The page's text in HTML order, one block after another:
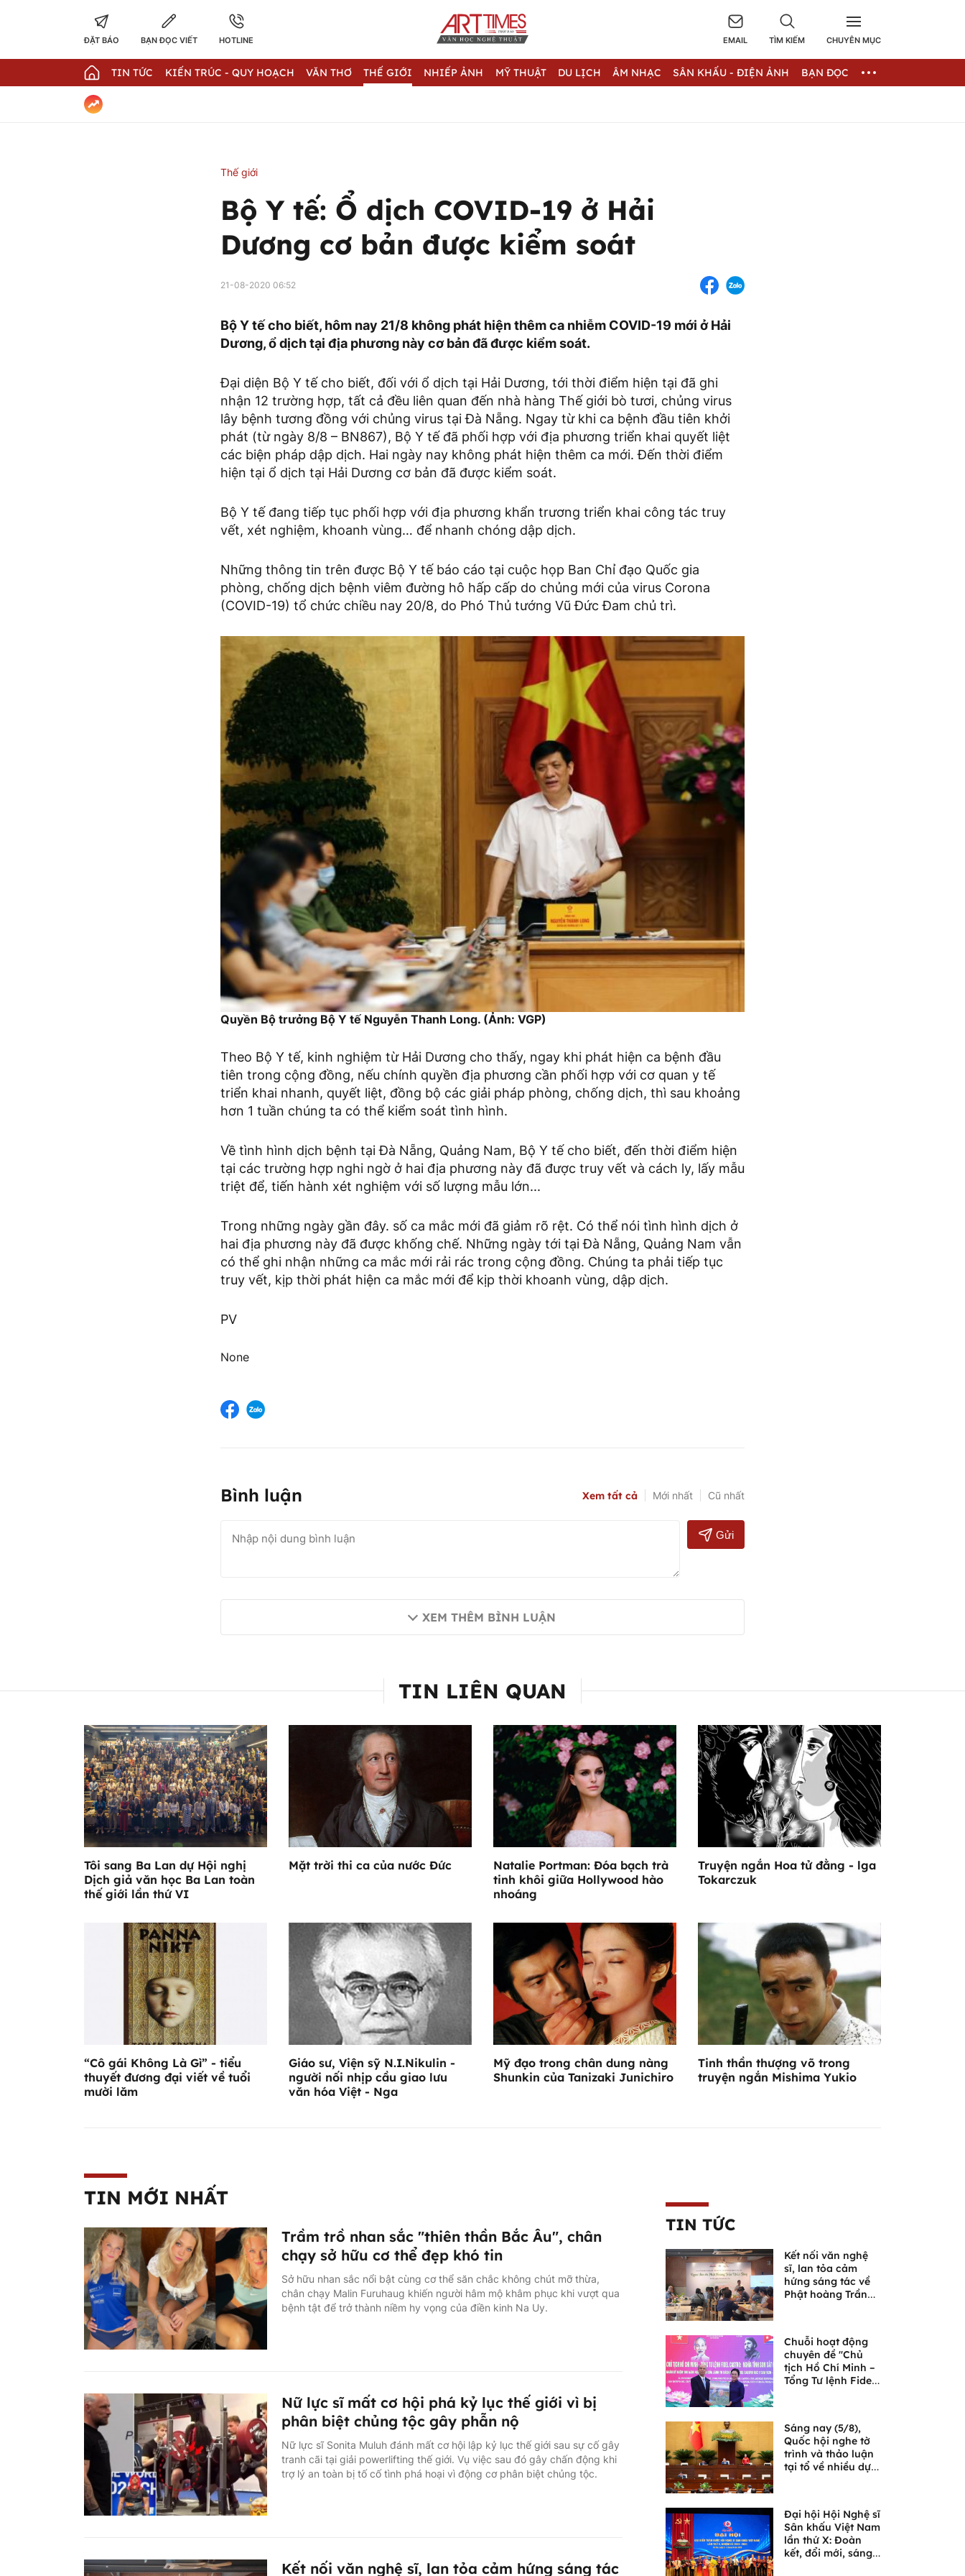
ĐẶT BÁO BẠN ĐỌC VIẾT HOTLINE EMAIL TÌM KIẾM CHUYÊN MỤC
TIN TỨC KIẾN TRÚC - QUY HOẠCH VĂN THƠ THẾ GIỚI NHIẾP ẢNH MỸ THUẬT DU LỊCH ÂM NHẠC SÂN KHẤU - ĐIỆN ẢNH BẠN ĐỌC
Thế giới
Bộ Y tế: Ổ dịch COVID-19 ở Hải
Dương cơ bản được kiểm soát
21-08-2020 06:52
Bộ Y tế cho biết, hôm nay 21/8 không phát hiện thêm ca nhiễm COVID-19 mới ở Hải
Dương, ổ dịch tại địa phương này cơ bản đã được kiểm soát.
Đại diện Bộ Y tế cho biết, đối với ổ dịch tại Hải Dương, tới thời điểm hiện tại đã ghi
nhận 12 trường hợp, tất cả đều liên quan đến nhà hàng Thế giới bò tươi, chủng virus
lây bệnh tương đồng với chủng virus tại Đà Nẵng. Ngay từ khi ca bệnh đầu tiên khởi
phát (từ ngày 8/8 – BN867), Bộ Y tế đã phối hợp với địa phương triển khai quyết liệt
các biện pháp dập dịch. Hai ngày nay không phát hiện thêm ca mới. Đến thời điểm
hiện tại ổ dịch tại Hải Dương cơ bản đã được kiểm soát.
Bộ Y tế đang tiếp tục phối hợp với địa phương khẩn trương triển khai công tác truy
vết, xét nghiệm, khoanh vùng… để nhanh chóng dập dịch.
Những thông tin trên được Bộ Y tế báo cáo tại cuộc họp Ban Chỉ đạo Quốc gia
phòng, chống dịch bệnh viêm đường hô hấp cấp do chủng mới của virus Corona
(COVID-19) tổ chức chiều nay 20/8, do Phó Thủ tướng Vũ Đức Đam chủ trì.
Quyền Bộ trưởng Bộ Y tế Nguyễn Thanh Long. (Ảnh: VGP)
Theo Bộ Y tế, kinh nghiệm từ Hải Dương cho thấy, ngay khi phát hiện ca bệnh đầu
tiên trong cộng đồng, nếu chính quyền địa phương cần phối hợp với cơ quan y tế
triển khai nhanh, quyết liệt, đồng bộ các giải pháp phòng, chống dịch, thì sau khoảng
hơn 1 tuần chúng ta có thể kiểm soát tình hình.
Về tình hình dịch bệnh tại Đà Nẵng, Quảng Nam, Bộ Y tế cho biết, đến thời điểm hiện
tại các trường hợp nghi ngờ ở hai địa phương này đã được truy vết và cách ly, lấy mẫu
triệt để, tiến hành xét nghiệm với số lượng mẫu lớn...
Trong những ngày gần đây. số ca mắc mới đã giảm rõ rệt. Có thể nói tình hình dịch ở
hai địa phương này đã được khống chế. Những ngày tới tại Đà Nẵng, Quảng Nam vẫn
có thể ghi nhận những ca mắc mới rải rác trong cộng đồng. Chúng ta phải tiếp tục
truy vết, kịp thời phát hiện ca mắc mới để kịp thời khoanh vùng, dập dịch.
PV
None
Bình luận Xem tất cả Mới nhất Cũ nhất
Gửi
XEM THÊM BÌNH LUẬN
TIN LIÊN QUAN
Tôi sang Ba Lan dự Hội nghị
Dịch giả văn học Ba Lan toàn
thế giới lần thứ VI
Mặt trời thi ca của nước Đức
Natalie Portman: Đóa bạch trà
tinh khôi giữa Hollywood hào
nhoáng
Truyện ngắn Hoa tử đằng - lga
Tokarczuk
“Cô gái Không Là Gì” - tiểu
thuyết đương đại viết về tuổi
mười lăm
Giáo sư, Viện sỹ N.I.Nikulin -
người nối nhịp cầu giao lưu
văn hóa Việt - Nga
Mỹ đạo trong chân dung nàng
Shunkin của Tanizaki Junichiro
Tinh thần thượng võ trong
truyện ngắn Mishima Yukio
TIN MỚI NHẤT
Trầm trồ nhan sắc "thiên thần Bắc Âu", chân
chạy sở hữu cơ thể đẹp khó tin
Sở hữu nhan sắc nổi bật cùng cơ thể săn chắc không chút mỡ thừa,
chân chạy Malin Furuhaug khiến người hâm mộ khâm phục khi vượt qua
bệnh tật để trở thành niềm hy vọng của điền kinh Na Uy.
Nữ lực sĩ mất cơ hội phá kỷ lục thế giới vì bị
phân biệt chủng tộc gây phẫn nộ
Nữ lực sĩ Sonita Muluh đánh mất cơ hội lập kỷ lục thế giới sau sự cố gây
tranh cãi tại giải powerlifting thế giới. Vụ việc sau đó gây chấn động khi
trợ lý an toàn bị tố cố tình phá hoại vì động cơ phân biệt chủng tộc.
Kết nối văn nghệ sĩ, lan tỏa cảm hứng sáng tác
TIN TỨC
Kết nối văn nghệ
sĩ, lan tỏa cảm
hứng sáng tác về
Phật hoàng Trần
Chuỗi hoạt động
chuyên đề "Chủ
tịch Hồ Chí Minh –
Tổng Tư lệnh Fidel
Sáng nay (5/8),
Quốc hội nghe tờ
trình và thảo luận
tại tổ về nhiều dự
Đại hội Hội Nghệ sĩ
Sân khấu Việt Nam
lần thứ X: Đoàn
kết, đổi mới, sáng